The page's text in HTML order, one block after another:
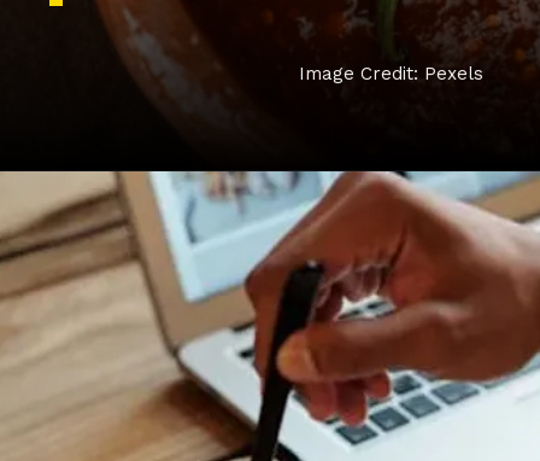
Image Credit: Pexels